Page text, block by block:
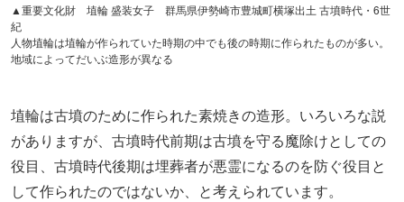
▲重要文化財 埴輪 盛装女子 群馬県伊勢崎市豊城町横塚出土 古墳時代・6世
紀
人物埴輪は埴輪が作られていた時期の中でも後の時期に作られたものが多い。
地域によってだいぶ造形が異なる
埴輪は古墳のために作られた素焼きの造形。いろいろな説
がありますが、古墳時代前期は古墳を守る魔除けとしての
役目、古墳時代後期は埋葬者が悪霊になるのを防ぐ役目と
して作られたのではないか、と考えられています。